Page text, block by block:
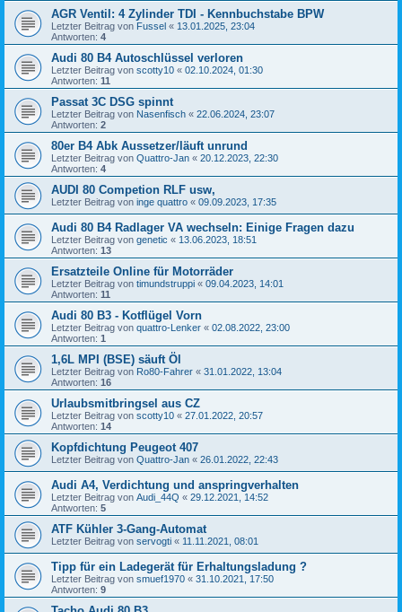
AGR Ventil: 4 Zylinder TDI - Kennbuchstabe BPW
Letzter Beitrag von Fussel « 13.01.2025, 23:04
Antworten: 4
Audi 80 B4 Autoschlüssel verloren
Letzter Beitrag von scotty10 « 02.10.2024, 01:30
Antworten: 11
Passat 3C DSG spinnt
Letzter Beitrag von Nasenfisch « 22.06.2024, 23:07
Antworten: 2
80er B4 Abk Aussetzer/läuft unrund
Letzter Beitrag von Quattro-Jan « 20.12.2023, 22:30
Antworten: 4
AUDI 80 Competion RLF usw,
Letzter Beitrag von inge quattro « 09.09.2023, 17:35
Audi 80 B4 Radlager VA wechseln: Einige Fragen dazu
Letzter Beitrag von genetic « 13.06.2023, 18:51
Antworten: 13
Ersatzteile Online für Motorräder
Letzter Beitrag von timundstruppi « 09.04.2023, 14:01
Antworten: 11
Audi 80 B3 - Kotflügel Vorn
Letzter Beitrag von quattro-Lenker « 02.08.2022, 23:00
Antworten: 1
1,6L MPI (BSE) säuft Öl
Letzter Beitrag von Ro80-Fahrer « 31.01.2022, 13:04
Antworten: 16
Urlaubsmitbringsel aus CZ
Letzter Beitrag von scotty10 « 27.01.2022, 20:57
Antworten: 14
Kopfdichtung Peugeot 407
Letzter Beitrag von Quattro-Jan « 26.01.2022, 22:43
Audi A4, Verdichtung und anspringverhalten
Letzter Beitrag von Audi_44Q « 29.12.2021, 14:52
Antworten: 5
ATF Kühler 3-Gang-Automat
Letzter Beitrag von servogti « 11.11.2021, 08:01
Tipp für ein Ladegerät für Erhaltungsladung ?
Letzter Beitrag von smuef1970 « 31.10.2021, 17:50
Antworten: 9